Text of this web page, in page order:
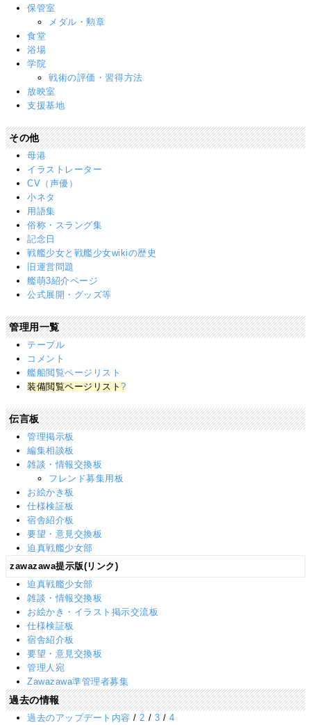
保管室
メダル・勲章
食堂
浴場
学院
戦術の評価・習得方法
放映室
支援基地
その他
母港
イラストレーター
CV（声優）
小ネタ
用語集
俗称・スラング集
記念日
戦艦少女と戦艦少女wikiの歴史
旧運営問題
艦萌3紹介ページ
公式展開・グッズ等
管理用一覧
テーブル
コメント
艦船閲覧ページリスト
装備閲覧ページリスト?
伝言板
管理掲示板
編集相談板
雑談・情報交換板
フレンド募集用板
お絵かき板
仕様検証板
宿舎紹介板
要望・意見交換板
迫真戦艦少女部
zawazawa提示版(リンク)
迫真戦艦少女部
雑談・情報交換板
お絵かき・イラスト掲示交流板
仕様検証板
宿舎紹介板
要望・意見交換板
管理人宛
Zawazawa準管理者募集
過去の情報
過去のアップデート内容 / 2 / 3 / 4